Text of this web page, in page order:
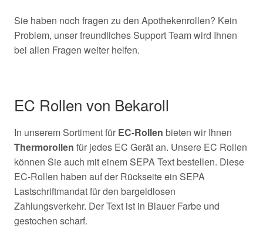
Sie haben noch fragen zu den Apothekenrollen? Kein
Problem, unser freundliches Support Team wird Ihnen
bei allen Fragen weiter helfen.
EC Rollen von Bekaroll
In unserem Sortiment für EC-Rollen bieten wir Ihnen
Thermorollen für jedes EC Gerät an. Unsere EC Rollen
können Sie auch mit einem SEPA Text bestellen. Diese
EC-Rollen haben auf der Rückseite ein SEPA
Lastschriftmandat für den bargeldlosen
Zahlungsverkehr. Der Text ist in Blauer Farbe und
gestochen scharf.